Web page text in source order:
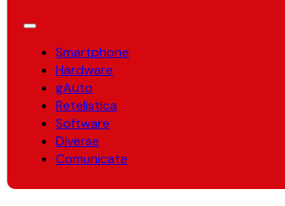
Smartphone
Hardware
gAuto
Retelistica
Software
Diverse
Comunicate